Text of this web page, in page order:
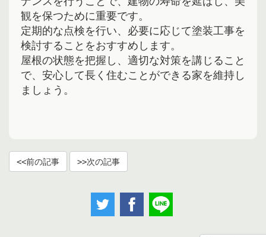
観を保つために重要です。
定期的な点検を行い、必要に応じて塗装工事を
検討することをおすすめします。
屋根の状態を把握し、適切な対策を講じること
で、安心して長く住むことができる家を維持し
ましょう。
前の記事 次の記事